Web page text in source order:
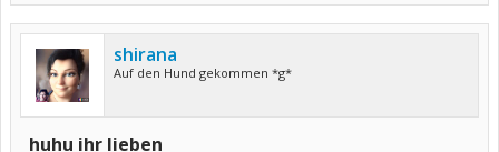
shirana
Auf den Hund gekommen *g*
huhu ihr lieben